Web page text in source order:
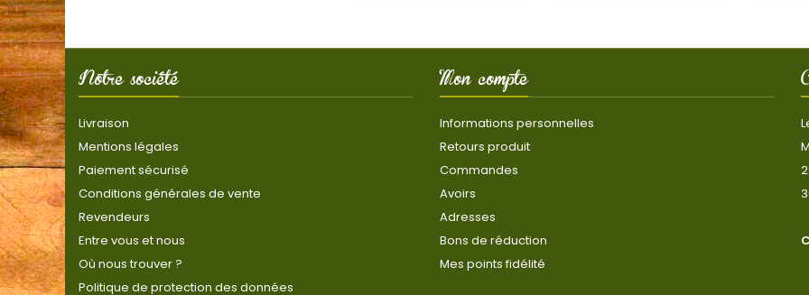
Notre société
Livraison
Mentions légales
Paiement sécurisé
Conditions générales de vente
Revendeurs
Entre vous et nous
Où nous trouver ?
Politique de protection des données
Mon compte
Informations personnelles
Retours produit
Commandes
Avoirs
Adresses
Bons de réduction
Mes points fidélité